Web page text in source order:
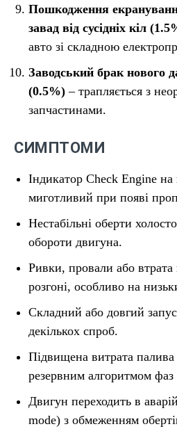
Пошкодження
завад від сусідніх кіл
авто зі складною
Заводський брак нового
(0.5%) – трапляється з
запчастинами.
СИМПТОМИ
Індикатор Check Engine на
миготливий при появі
Нестабільні оберти
обороти двигуна.
Ривки, провали або втрата
розгоні, особливо на
Складний або довгий
декількох спроб.
Підвищена витрата палива
резервним алгоритмом фаз
Двигун переходить в
mode) з обмеженням